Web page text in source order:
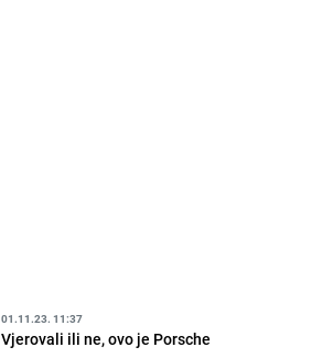
01.11.23. 11:37
Vjerovali ili ne, ovo je Porsche